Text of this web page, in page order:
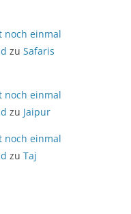
noch einmal
zu Safaris
noch einmal
zu Jaipur
noch einmal
zu Taj